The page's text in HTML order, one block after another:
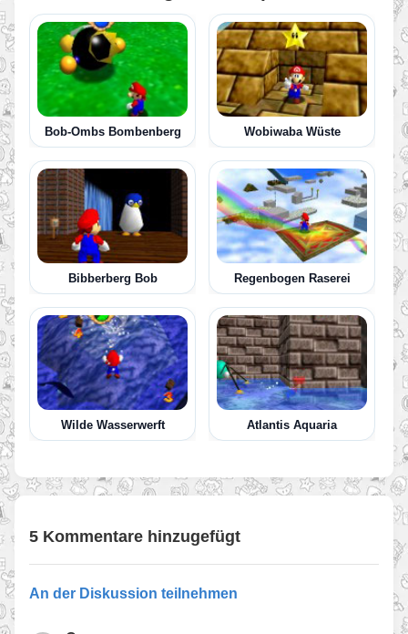
Bob-Ombs Bombenberg Wobiwaba Wüste
Bibberberg Bob Regenbogen Raserei
Wilde Wasserwerft Atlantis Aquaria
5 Kommentare hinzugefügt
An der Diskussion teilnehmen